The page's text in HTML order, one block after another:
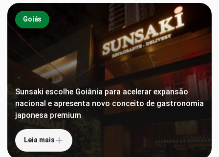
Goiás
Sunsaki escolhe Goiânia para acelerar expansão
nacional e apresenta novo conceito de gastronomia
japonesa premium
Leia mais